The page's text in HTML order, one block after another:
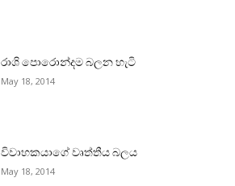
රාශි පොරොන්දම බලන හැටි
May 18, 2014
විවාහකයාගේ වෘත්තීය බලය
May 18, 2014